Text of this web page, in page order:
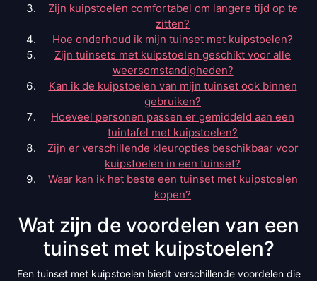
Zijn kuipstoelen comfortabel om langere tijd op te
zitten?
Hoe onderhoud ik mijn tuinset met kuipstoelen?
Zijn tuinsets met kuipstoelen geschikt voor alle
weersomstandigheden?
Kan ik de kuipstoelen van mijn tuinset ook binnen
gebruiken?
Hoeveel personen passen er gemiddeld aan een
tuintafel met kuipstoelen?
Zijn er verschillende kleuropties beschikbaar voor
kuipstoelen in een tuinset?
Waar kan ik het beste een tuinset met kuipstoelen
kopen?
Wat zijn de voordelen van een
tuinset met kuipstoelen?
Een tuinset met kuipstoelen biedt verschillende voordelen die